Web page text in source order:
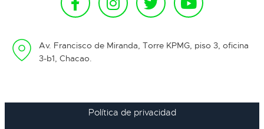
Av. Francisco de Miranda, Torre KPMG, piso 3, oficina
3-b1, Chacao.
Política de privacidad